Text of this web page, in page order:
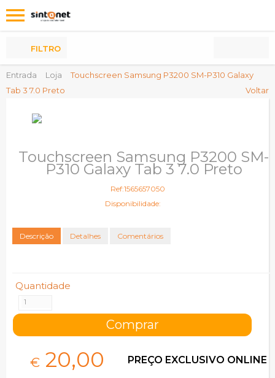
Entrada Loja
Touchscreen Samsung P3200 SM-P310 Galaxy
Tab 3 7.0 Preto
Voltar
FILTRO
Touchscreen Samsung P3200 SM-
P310 Galaxy Tab 3 7.0 Preto
Ref:1565657050
Disponibilidade:
Descrição Detalhes Comentários
Quantidade
€ 20,00 PREÇO EXCLUSIVO ONLINE